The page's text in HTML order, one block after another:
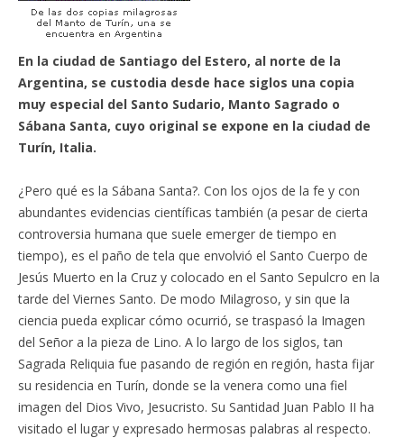
En la ciudad de Santiago del Estero, al norte de la
Argentina, se custodia desde hace siglos una copia
muy especial del Santo Sudario, Manto Sagrado o
Sábana Santa, cuyo original se expone en la ciudad de
Turín, Italia.
¿Pero qué es la Sábana Santa?. Con los ojos de la fe y con
abundantes evidencias científicas también (a pesar de cierta
controversia humana que suele emerger de tiempo en
tiempo), es el paño de tela que envolvió el Santo Cuerpo de
Jesús Muerto en la Cruz y colocado en el Santo Sepulcro en la
tarde del Viernes Santo. De modo Milagroso, y sin que la
ciencia pueda explicar cómo ocurrió, se traspasó la Imagen
del Señor a la pieza de Lino. A lo largo de los siglos, tan
Sagrada Reliquia fue pasando de región en región, hasta fijar
su residencia en Turín, donde se la venera como una fiel
imagen del Dios Vivo, Jesucristo. Su Santidad Juan Pablo II ha
visitado el lugar y expresado hermosas palabras al respecto.